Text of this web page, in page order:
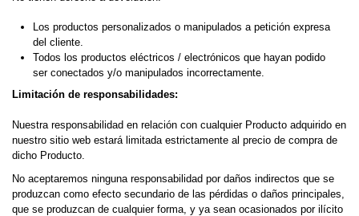
Los productos personalizados o manipulados a petición expresa
del cliente.
Todos los productos eléctricos / electrónicos que hayan podido
ser conectados y/o manipulados incorrectamente.
Limitación de responsabilidades:
Nuestra responsabilidad en relación con cualquier Producto adquirido en
nuestro sitio web estará limitada estrictamente al precio de compra de
dicho Producto.
No aceptaremos ninguna responsabilidad por daños indirectos que se
produzcan como efecto secundario de las pérdidas o daños principales,
que se produzcan de cualquier forma, y ya sean ocasionados por ilícito